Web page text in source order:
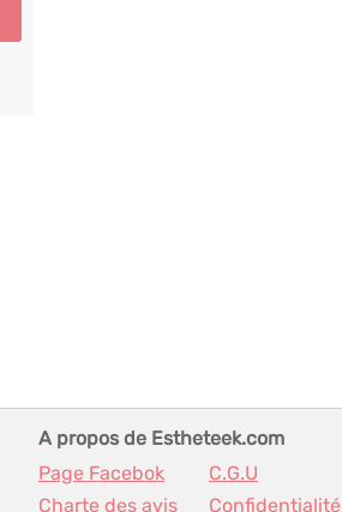
A propos de Estheteek.com
Page Facebok
C.G.U
Charte des avis
Confidentialité